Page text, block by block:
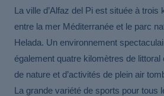
Finestrat vous attend
Les meilleurs hôtels pour
week-end
Venez sur la Costa Blanca
La ville d’Alfaz del Pi est située à trois
entre la mer Méditerranée et le parc
Helada. Un environnement
également quatre kilomètres de littoral
de nature et d’activités de plein air
La grande variété de sports pour tous